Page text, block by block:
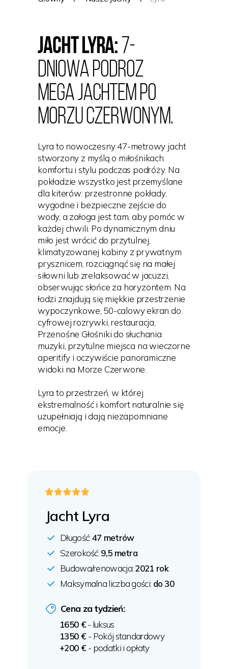
Lyra to nowoczesny 47-metrowy jacht
stworzony z myślą o miłośnikach
komfortu i stylu podczas podróży. Na
pokładzie wszystko jest przemyślane
dla kiterów: przestronne pokłady,
wygodne i bezpieczne zejście do
wody, a załoga jest tam, aby pomóc w
każdej chwili. Po dynamicznym dniu
miło jest wrócić do przytulnej,
klimatyzowanej kabiny z prywatnym
prysznicem, rozciągnąć się na małej
siłowni lub zrelaksować w jacuzzi,
obserwując słońce za horyzontem. Na
łodzi znajdują się miękkie przestrzenie
wypoczynkowe, 50-calowy ekran do
cyfrowej rozrywki, restauracja,
Przenośne Głośniki do słuchania
muzyki, przytulne miejsca na wieczorne
aperitify i oczywiście panoramiczne
widoki na Morze Czerwone.
Lyra to przestrzeń, w której
ekstremalność i komfort naturalnie się
uzupełniają i dają niezapomniane
emocje.
Jacht Lyra: 7-
dniowa podrOZ
Mega jachtem po
Morzu Czerwonym.
Jacht Lyra
Budowa/renowacja:2021 rok
Maksymalna liczba gości: do 30
Cena za tydzień:
1650 €- luksus
1350 €- Pokój standardowy
+200 €- podatki i opłaty
Szerokość:9,5 metra
Długość:47 metrów